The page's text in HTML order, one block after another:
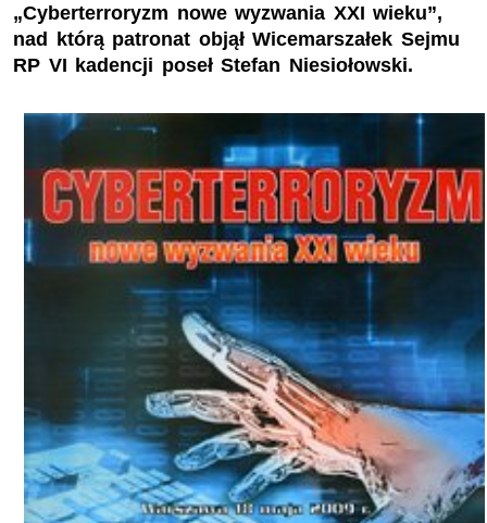
„Cyberterroryzm nowe wyzwania XXI wieku”,
nad którą patronat objął Wicemarszałek Sejmu
RP VI kadencji poseł Stefan Niesiołowski.